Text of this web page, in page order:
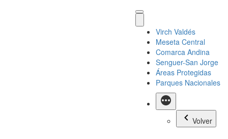
Virch Valdés
Meseta Central
Comarca Andina
Senguer-San Jorge
Áreas Protegidas
Parques Nacionales
Más
Volver